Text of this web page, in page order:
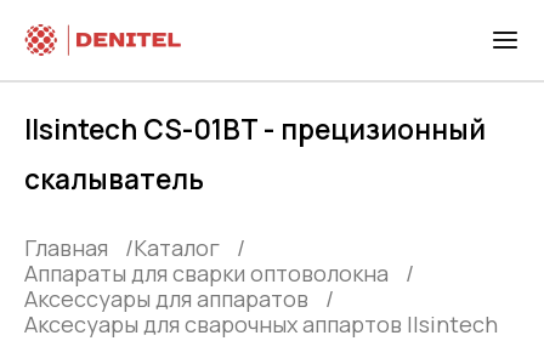
Ilsintech CS-01BT - прецизионный
скалыватель
Главная
Каталог
Аппараты для сварки оптоволокна
Аксессуары для аппаратов
Аксесуары для сварочных аппартов Ilsintech